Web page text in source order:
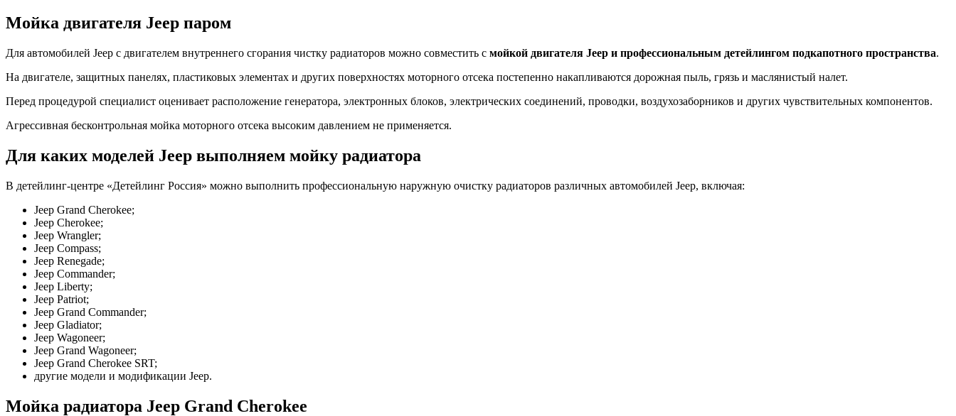
Мойка двигателя Jeep паром
Для автомобилей Jeep с двигателем внутреннего сгорания чистку радиаторов можно совместить с мойкой двигателя Jeep и профессиональным детейлингом подкапотного пространства.
На двигателе, защитных панелях, пластиковых элементах и других поверхностях моторного отсека постепенно накапливаются дорожная пыль, грязь и маслянистый налет.
Перед процедурой специалист оценивает расположение генератора, электронных блоков, электрических соединений, проводки, воздухозаборников и других чувствительных компонентов.
Агрессивная бесконтрольная мойка моторного отсека высоким давлением не применяется.
Для каких моделей Jeep выполняем мойку радиатора
В детейлинг-центре «Детейлинг Россия» можно выполнить профессиональную наружную очистку радиаторов различных автомобилей Jeep, включая:
Jeep Grand Cherokee;
Jeep Cherokee;
Jeep Wrangler;
Jeep Compass;
Jeep Renegade;
Jeep Commander;
Jeep Liberty;
Jeep Patriot;
Jeep Grand Commander;
Jeep Gladiator;
Jeep Wagoneer;
Jeep Grand Wagoneer;
Jeep Grand Cherokee SRT;
другие модели и модификации Jeep.
Мойка радиатора Jeep Grand Cherokee